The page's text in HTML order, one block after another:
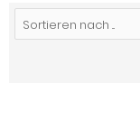
Sortieren nach ...